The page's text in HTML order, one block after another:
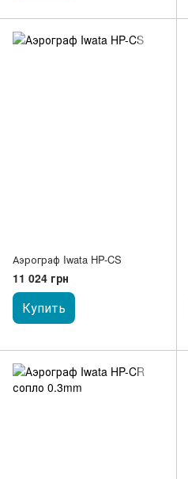
Аэрограф Iwata HP-CS
11 024 грн
Купить